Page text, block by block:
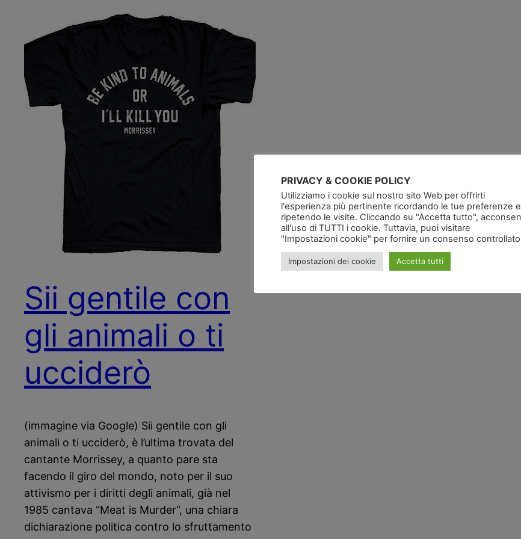
Sii gentile con
gli animali o ti
ucciderò
(immagine via Google) Sii gentile con gli
animali o ti ucciderò, è l’ultima trovata del
cantante Morrissey, a quanto pare sta
facendo il giro del mondo, noto per il suo
attivismo per i diritti degli animali, già nel
1985 cantava “Meat is Murder“, una chiara
dichiarazione politica contro lo sfruttamento
PRIVACY & COOKIE POLICY
Utilizziamo i cookie sul nostro sito Web per offrirti
l'esperienza più pertinente ricordando le tue preferenze e
ripetendo le visite. Cliccando su "Accetta tutto",
all'uso di TUTTI i cookie. Tuttavia, puoi visitare
"Impostazioni cookie" per fornire un consenso
Impostazioni dei cookie Accetta tutti